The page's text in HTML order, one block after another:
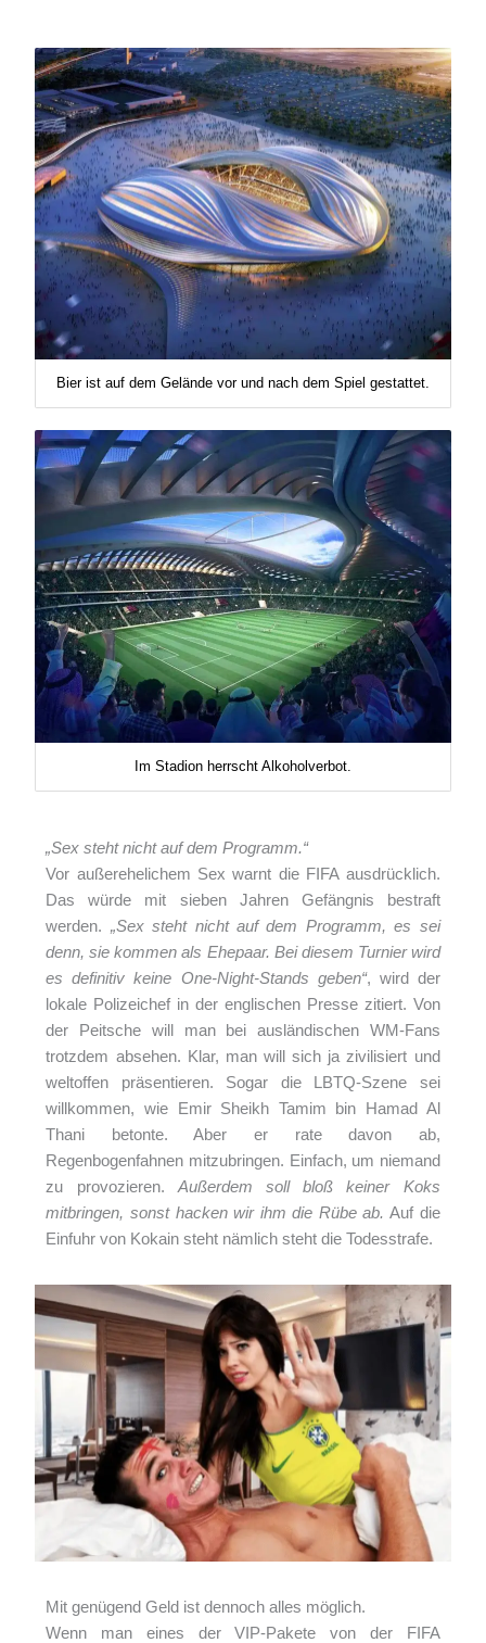
Bier ist auf dem Gelände vor und nach dem Spiel gestattet.
Im Stadion herrscht Alkoholverbot.
„Sex steht nicht auf dem Programm.“
Vor außerehelichem Sex warnt die FIFA ausdrücklich.
Das würde mit sieben Jahren Gefängnis bestraft
werden. „Sex steht nicht auf dem Programm, es sei
denn, sie kommen als Ehepaar. Bei diesem Turnier wird
es definitiv keine One-Night-Stands geben“, wird der
lokale Polizeichef in der englischen Presse zitiert. Von
der Peitsche will man bei ausländischen WM-Fans
trotzdem absehen. Klar, man will sich ja zivilisiert und
weltoffen präsentieren. Sogar die LBTQ-Szene sei
willkommen, wie Emir Sheikh Tamim bin Hamad Al
Thani betonte. Aber er rate davon ab,
Regenbogenfahnen mitzubringen. Einfach, um niemand
zu provozieren. Außerdem soll bloß keiner Koks
mitbringen, sonst hacken wir ihm die Rübe ab. Auf die
Einfuhr von Kokain steht nämlich steht die Todesstrafe.
Mit genügend Geld ist dennoch alles möglich.
Wenn man eines der VIP-Pakete von der FIFA